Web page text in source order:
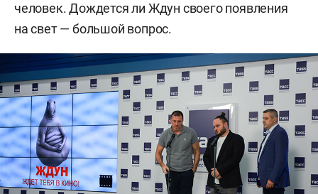
человек. Дождется ли Ждун своего появления
на свет — большой вопрос.